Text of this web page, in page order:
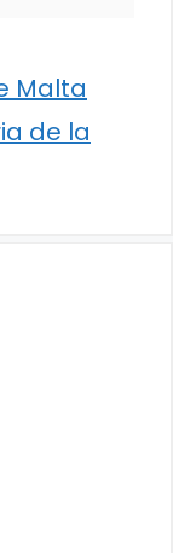
Malta
de la